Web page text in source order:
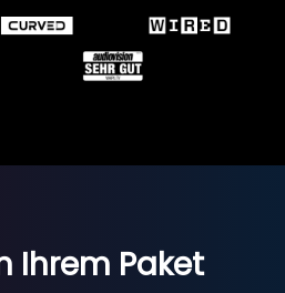
Ihrem Paket